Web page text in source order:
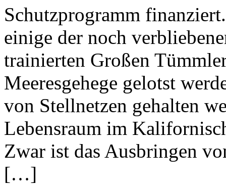
Schutzprogramm
einige der noch
trainierten Großen
Meeresgehege gelotst
von Stellnetzen gehalten
Lebensraum im
Zwar ist das Ausbringen
[…]